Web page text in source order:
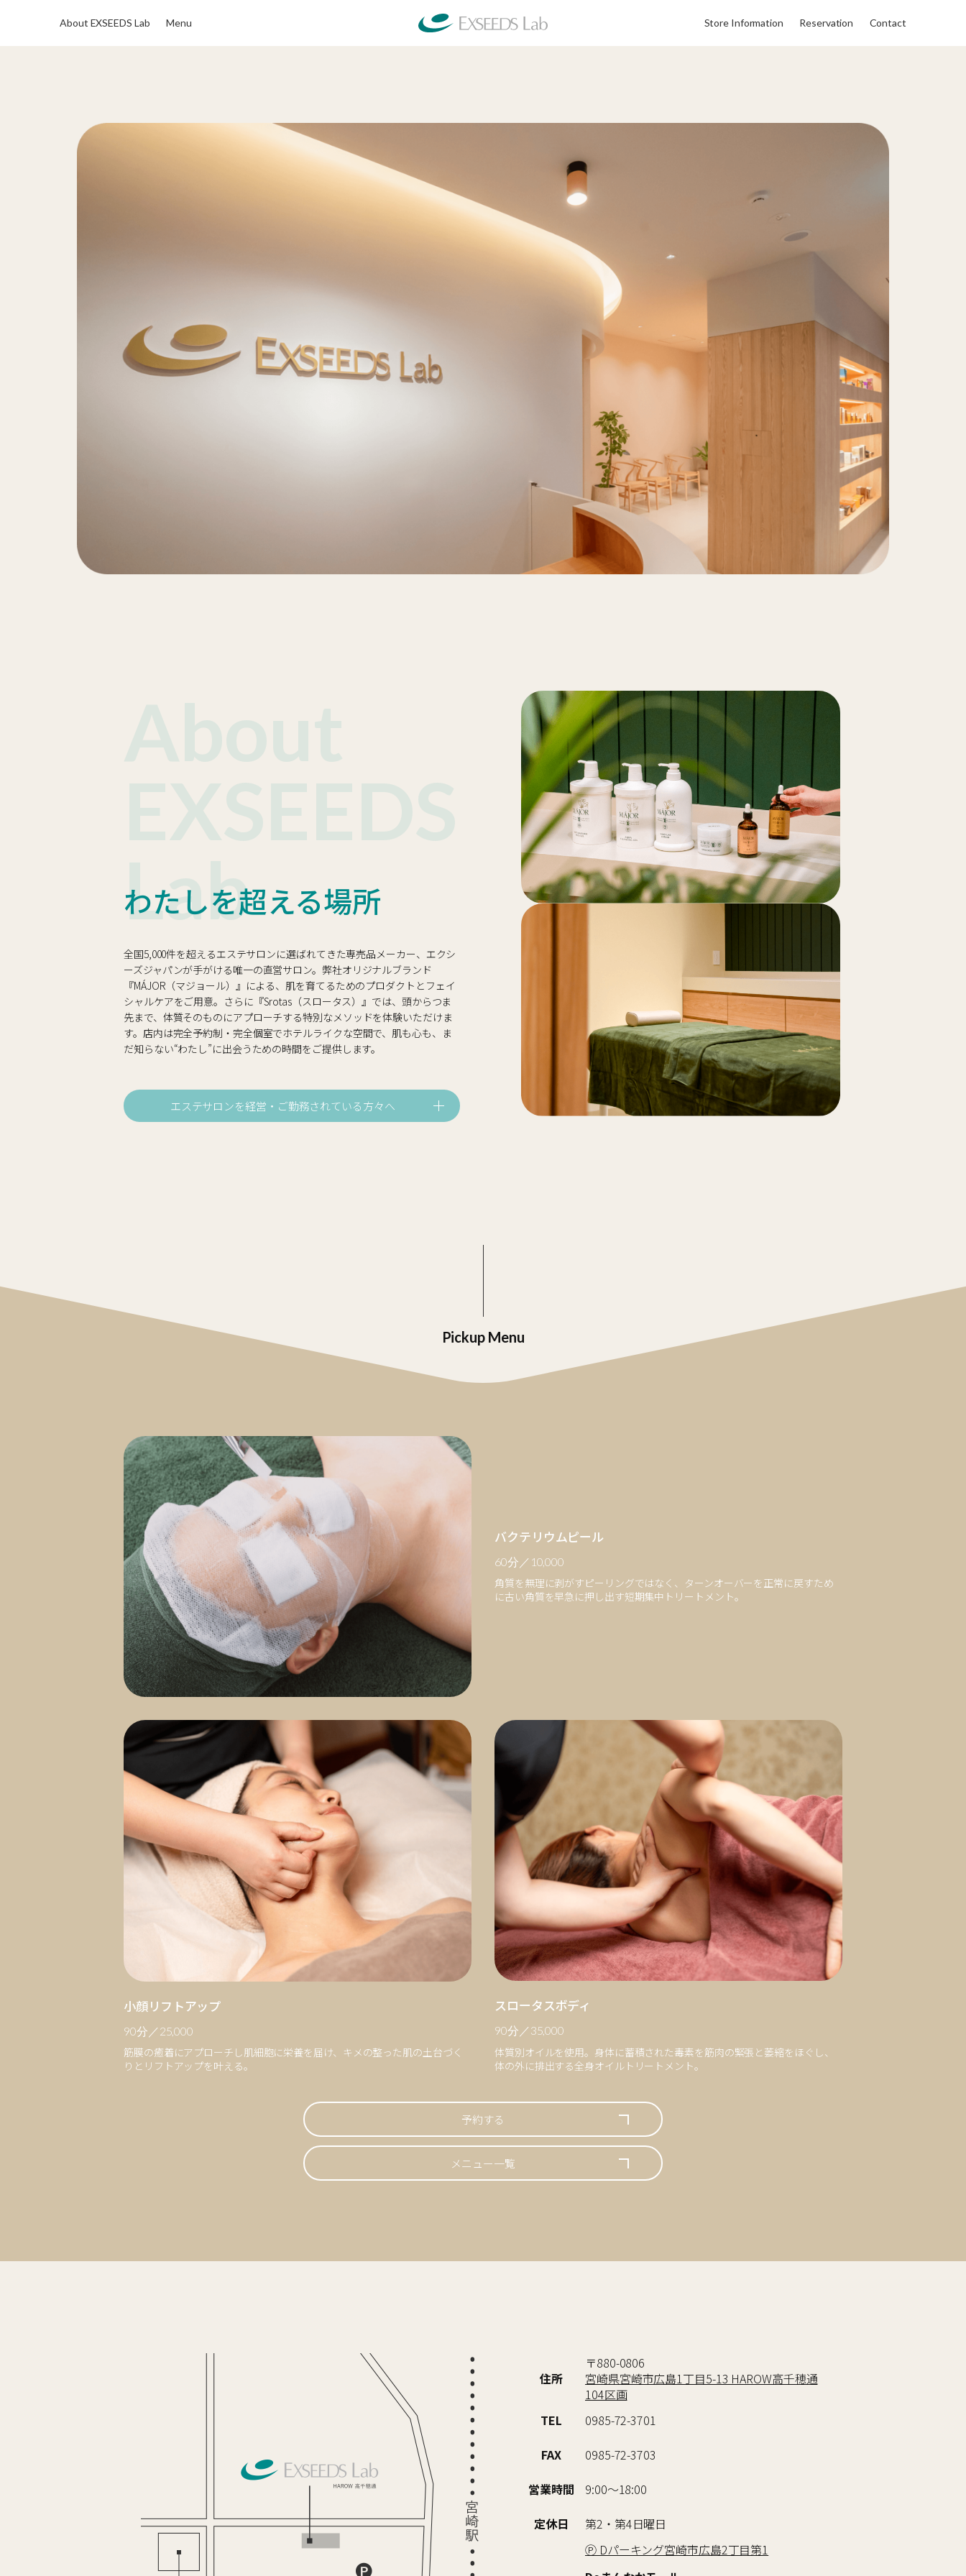
About EXSEEDS Lab Menu Contact
Reservation
Store Information
Lab
わたしを超える場所
全国5,000件を超えるエステサロンに選ばれてきた専売品メーカー、エクシ
ーズジャパンが手がける唯一の直営サロン。弊社オリジナルブランド
『MÁJOR（マジョール）』による、肌を育てるためのプロダクトとフェイ
シャルケアをご用意。さらに『Srotas（スロータス）』では、頭からつま
先まで、体質そのものにアプローチする特別なメソッドを体験いただけま
す。店内は完全予約制・完全個室でホテルライクな空間で、肌も心も、ま
だ知らない“わたし”に出会うための時間をご提供します。
エステサロンを経営・ご勤務されている方々へ
Pickup Menu
バクテリウムピール
60分／10,000
角質を無理に剥がすピーリングではなく、ターンオーバーを正常に戻すため
に古い角質を早急に押し出す短期集中トリートメント。
小顔リフトアップ
90分／25,000
筋膜の癒着にアプローチし肌細胞に栄養を届け、キメの整った肌の土台づく
りとリフトアップを叶える。
スロータスボディ
90分／35,000
体質別オイルを使用。身体に蓄積された毒素を筋肉の緊張と萎縮をほぐし、
体の外に排出する全身オイルトリートメント。
予約する
メニュー一覧
住所
〒880-0806
宮崎県宮崎市広島1丁目5-13 HAROW高千穂通
104区画
TEL
0985-72-3701
FAX
0985-72-3703
営業時間
9:00～18:00
定休日
第2・第4日曜日
Ⓟ Dパーキング宮崎市広島2丁目第1